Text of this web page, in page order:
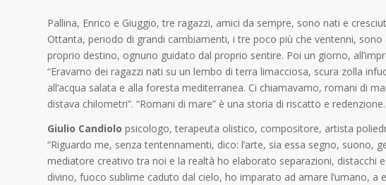
Pallina, Enrico e Giuggio, tre ragazzi, amici da sempre, sono nati e
Ottanta, periodo di grandi cambiamenti, i tre poco più che ventenni,
proprio destino, ognuno guidato dal proprio sentire. Poi un giorno,
“Eravamo dei ragazzi nati su un lembo di terra limacciosa, scura zolla
all’acqua salata e alla foresta mediterranea. Ci chiamavamo, romani di
distava chilometri”. “Romani di mare” è una storia di riscatto e redenzione.
Giulio Candiolo psicologo, terapeuta olistico, compositore, artista
“Riguardo me, senza tentennamenti, dico: l’arte, sia essa segno, suono,
mediatore creativo tra noi e la realtà ho elaborato separazioni, distacchi
divino, fuoco sublime caduto dal cielo, ho imparato ad amare l’umano,